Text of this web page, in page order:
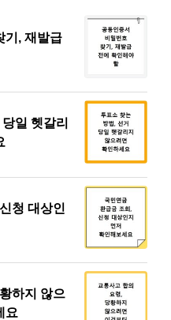
기, 재발급
일 헷갈리
청 대상인
하지 않으
요